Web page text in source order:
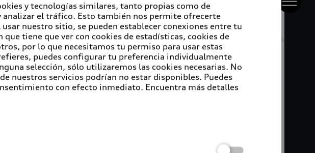
y tecnologías similares, tanto propias como de
el tráfico. Esto también nos permite ofrecerte
nuestro sitio, se pueden establecer conexiones entre tu
tiene que ver con cookies de estadísticas, cookies de
por lo que necesitamos tu permiso para usar estas
puedes configurar tu preferencia individualmente
selección, sólo utilizaremos las cookies necesarias. No
nuestros servicios podrían no estar disponibles. Puedes
con efecto inmediato. Encuentra más detalles